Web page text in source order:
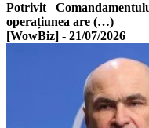
Potrivit
operațiunea are (…)
[WowBiz] - 21/07/2026